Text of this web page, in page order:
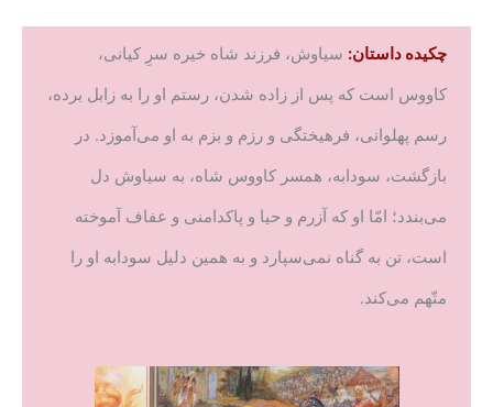
چکیده داستان: سیاوش، فرزند شاه خیره سرِ کیانی،
کاووس است که پس از زاده شدن، رستم او را به زابل برده،
رسم پهلوانی، فرهیختگی و رزم و بزم به او می‌آموزد. در
بازگشت، سودابه، همسر کاووس شاه، به سیاوش دل
می‌بندد؛ امّا او که آزرم و حیا و پاکدامنی و عفاف آموخته
است، تن به گناه نمی‌سپارد و به همین دلیل سودابه او را
متّهم می‌کند.